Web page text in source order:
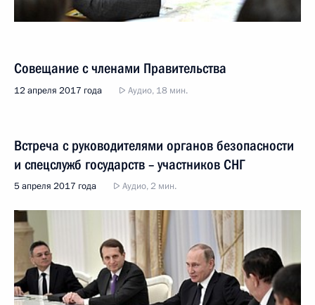
Совещание с членами Правительства
12 апреля 2017 года Аудио, 18 мин.
Встреча с руководителями органов безопасности
и спецслужб государств – участников СНГ
5 апреля 2017 года Аудио, 2 мин.